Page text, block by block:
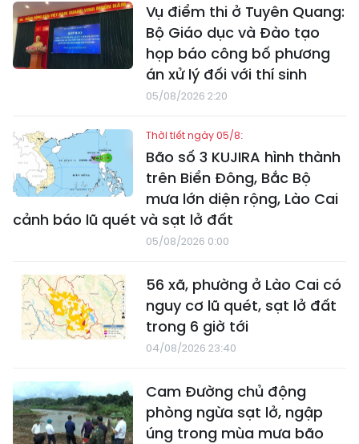
Vụ điểm thi ở Tuyên Quang:
Bộ Giáo dục và Đào tạo
họp báo công bố phương
án xử lý đối với thí sinh
05/08/2026 2:20
Thời tiết ngày 05/8:
Bão số 3 KUJIRA hình thành
trên Biển Đông, Bắc Bộ
mưa lớn diện rộng, Lào Cai
cảnh báo lũ quét và sạt lở đất
05/08/2026 0:00
56 xã, phường ở Lào Cai có
nguy cơ lũ quét, sạt lở đất
trong 6 giờ tới
04/08/2026 23:40
Cam Đường chủ động
phòng ngừa sạt lở, ngập
úng trong mùa mưa bão